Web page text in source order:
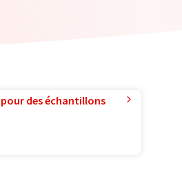
des échantillons